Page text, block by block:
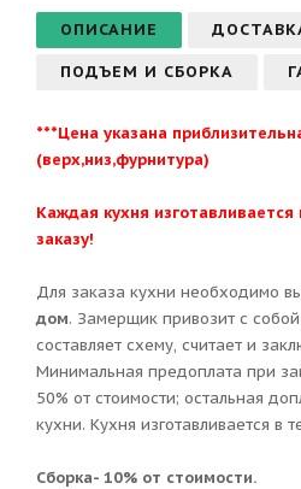
ОПИСАНИЕ
ПОДЪЕМ И СБОРКА
***Цена указана
(верх,низ,фурнитура)
Каждая кухня
заказу!
Для заказа кухни необходимо
дом. Замерщик привозит с
составляет схему, считает и
Минимальная предоплата при
50% от стоимости; остальная
кухни. Кухня изготавливается в
Сборка- 10% от стоимости.